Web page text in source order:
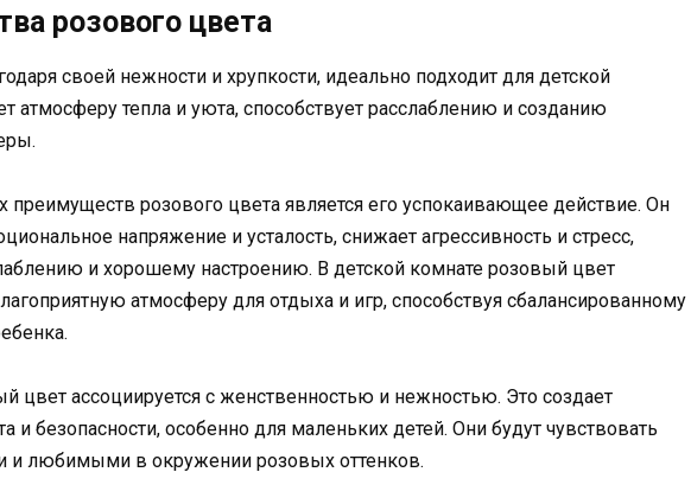
розового цвета
своей нежности и хрупкости, идеально подходит для детской
атмосферу тепла и уюта, способствует расслаблению и созданию
розового цвета является его успокаивающее действие. Он
напряжение и усталость, снижает агрессивность и стресс,
и хорошему настроению. В детской комнате розовый цвет
атмосферу для отдыха и игр, способствуя сбалансированному
цвет ассоциируется с женственностью и нежностью. Это создает
безопасности, особенно для маленьких детей. Они будут чувствовать
и любимыми в окружении розовых оттенков.